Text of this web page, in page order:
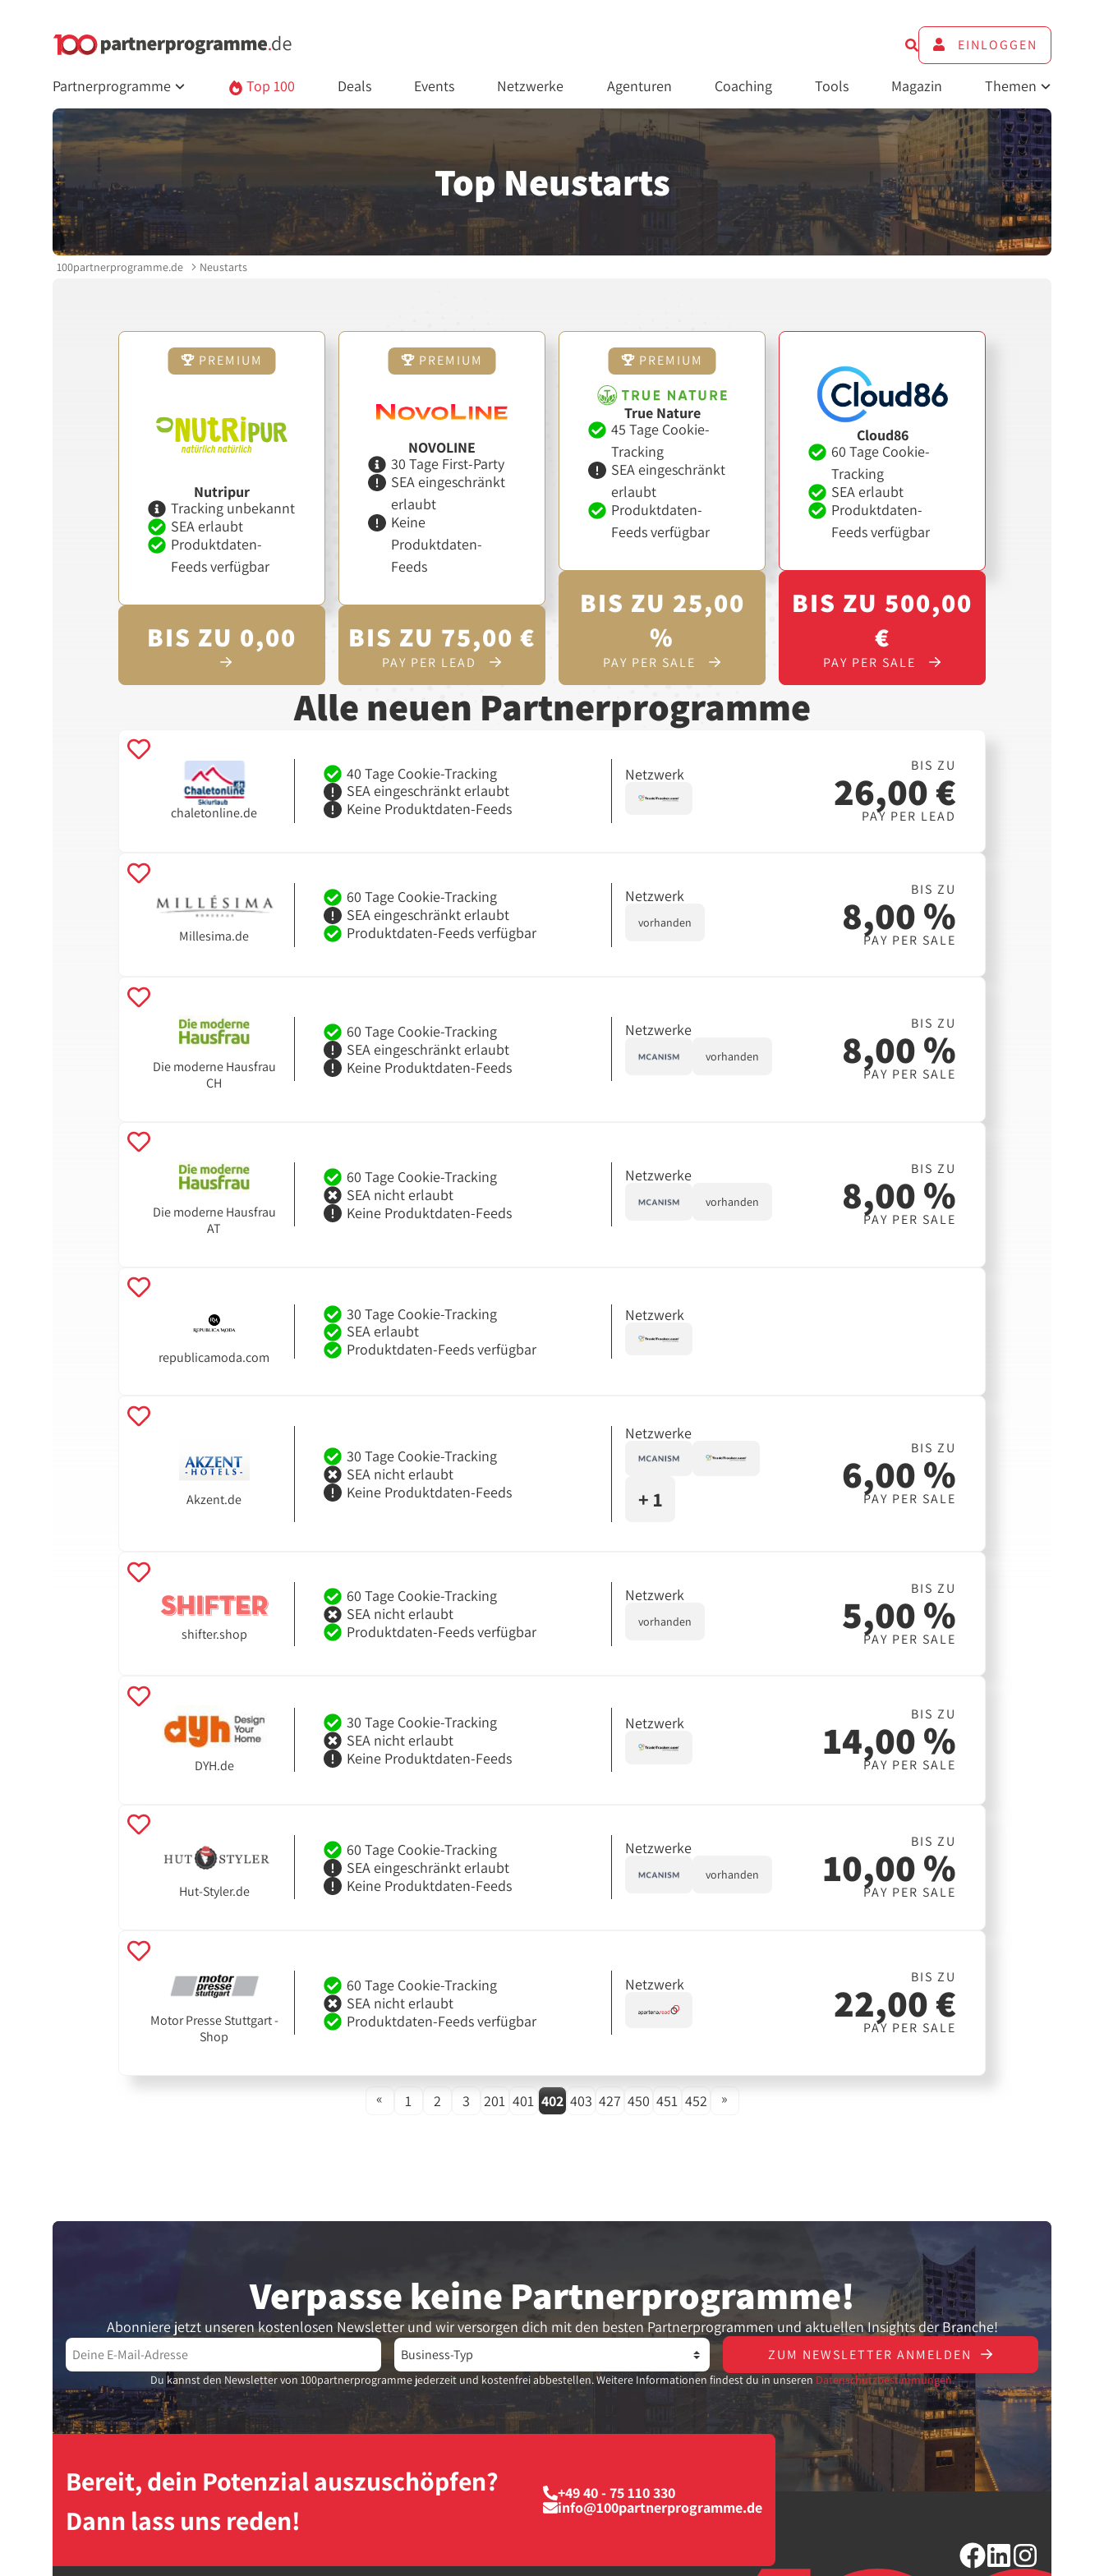
EINLOGGEN
Partnerprogramme Top 100 Deals Events Netzwerke Agenturen Coaching Tools Magazin Themen
Top Neustarts
100partnerprogramme.de Neustarts
PREMIUM
Nutripur
Tracking unbekannt
SEA erlaubt
Produktdaten-
Feeds verfügbar
BIS ZU 0,00
PREMIUM
NOVOLINE
30 Tage First-Party
SEA eingeschränkt
erlaubt
Keine
Produktdaten-
Feeds
BIS ZU 75,00 €
PAY PER LEAD
PREMIUM
True Nature
45 Tage Cookie-
Tracking
SEA eingeschränkt
erlaubt
Produktdaten-
Feeds verfügbar
BIS ZU 25,00
%
PAY PER SALE
Cloud86
60 Tage Cookie-
Tracking
SEA erlaubt
Produktdaten-
Feeds verfügbar
BIS ZU 500,00
€
PAY PER SALE
Alle neuen Partnerprogramme
chaletonline.de
40 Tage Cookie-Tracking
SEA eingeschränkt erlaubt
Keine Produktdaten-Feeds
Netzwerk BIS ZU
26,00 €
PAY PER LEAD
Millesima.de
60 Tage Cookie-Tracking
SEA eingeschränkt erlaubt
Produktdaten-Feeds verfügbar
Netzwerk
vorhanden
BIS ZU
8,00 %
PAY PER SALE
Die moderne Hausfrau
CH
60 Tage Cookie-Tracking
SEA eingeschränkt erlaubt
Keine Produktdaten-Feeds
Netzwerke
vorhanden
BIS ZU
8,00 %
PAY PER SALE
Die moderne Hausfrau
AT
60 Tage Cookie-Tracking
SEA nicht erlaubt
Keine Produktdaten-Feeds
Netzwerke
vorhanden
BIS ZU
8,00 %
PAY PER SALE
republicamoda.com
30 Tage Cookie-Tracking
SEA erlaubt
Produktdaten-Feeds verfügbar
Netzwerk
Akzent.de
30 Tage Cookie-Tracking
SEA nicht erlaubt
Keine Produktdaten-Feeds
Netzwerke
+ 1
BIS ZU
6,00 %
PAY PER SALE
shifter.shop
60 Tage Cookie-Tracking
SEA nicht erlaubt
Produktdaten-Feeds verfügbar
Netzwerk
vorhanden
BIS ZU
5,00 %
PAY PER SALE
DYH.de
30 Tage Cookie-Tracking
SEA nicht erlaubt
Keine Produktdaten-Feeds
Netzwerk BIS ZU
14,00 %
PAY PER SALE
Hut-Styler.de
60 Tage Cookie-Tracking
SEA eingeschränkt erlaubt
Keine Produktdaten-Feeds
Netzwerke
vorhanden
BIS ZU
10,00 %
PAY PER SALE
Motor Presse Stuttgart -
Shop
60 Tage Cookie-Tracking
SEA nicht erlaubt
Produktdaten-Feeds verfügbar
Netzwerk BIS ZU
22,00 €
PAY PER SALE
« 1 2 3 201 401 402 403 427 450 451 452 »
Verpasse keine Partner­programme!
Abonniere jetzt unseren kostenlosen Newsletter und wir versorgen dich mit den besten Partnerprogrammen und aktuellen Insights der Branche!
ZUM NEWSLETTER ANMELDEN
Du kannst den Newsletter von 100partnerprogramme jederzeit und kostenfrei abbestellen. Weitere Informationen findest du in unseren Datenschutzbestimmungen.
Bereit, dein Potenzial auszuschöpfen?
Dann lass uns reden!
+49 40 - 75 110 330
info@100partnerprogramme.de